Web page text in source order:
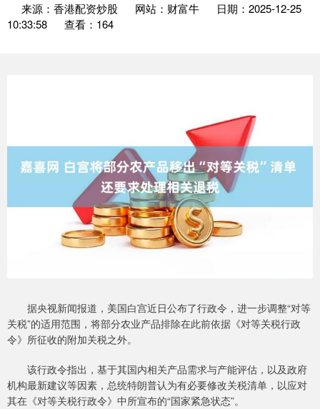
来源：香港配资炒股 网站：财富牛
日期：2025-12-25
10:33:58
查看：164
据央视新闻报道，美国白宫近日公布了行政令，进一步调整“对等
关税”的适用范围，将部分农业产品排除在此前依据《对等关税行政
令》所征收的附加关税之外。
该行政令指出，基于其国内相关产品需求与产能评估，以及政府
机构最新建议等因素，总统特朗普认为有必要修改关税清单，以应对
其在《对等关税行政令》中所宣布的“国家紧急状态”。